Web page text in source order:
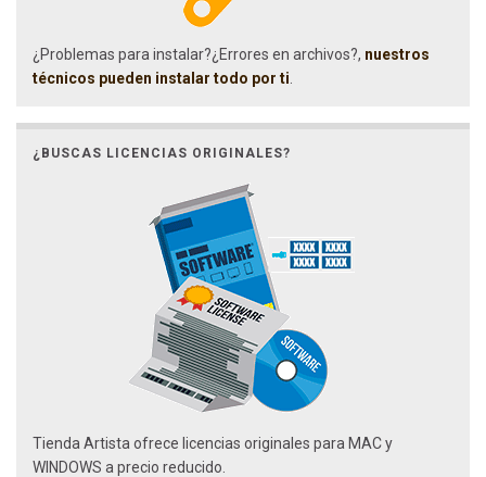
¿Problemas para instalar?¿Errores en archivos?, nuestros
técnicos pueden instalar todo por ti
¿BUSCAS LICENCIAS ORIGINALES?
Tienda Artista ofrece licencias originales para MAC y
WINDOWS a precio reducido.